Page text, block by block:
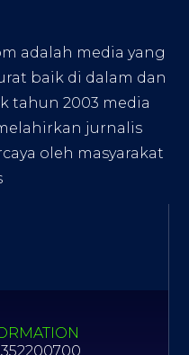
adalah media yang
baik di dalam dan
tahun 2003 media
jurnalis
oleh masyarakat